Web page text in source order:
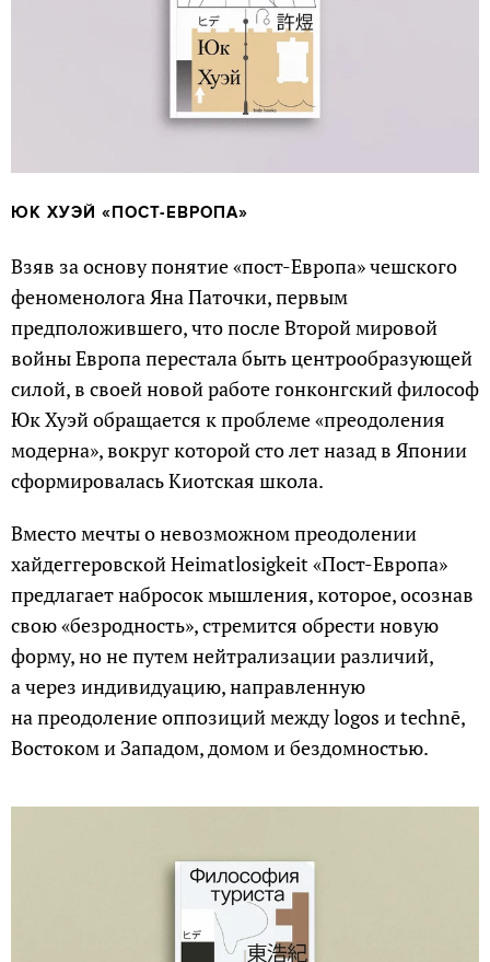
ЮК ХУЭЙ «ПОСТ-ЕВРОПА»
Взяв за основу понятие «пост-Европа» чешского
феноменолога Яна Паточки, первым
предположившего, что после Второй мировой
войны Европа перестала быть центрообразующей
силой, в своей новой работе гонконгский философ
Юк Хуэй обращается к проблеме «преодоления
модерна», вокруг которой сто лет назад в Японии
сформировалась Киотская школа.
Вместо мечты о невозможном преодолении
хайдеггеровской Heimatlosigkeit «Пост-Европа»
предлагает набросок мышления, которое, осознав
свою «безродность», стремится обрести новую
форму, но не путем нейтрализации различий,
а через индивидуацию, направленную
на преодоление оппозиций между logos и technē,
Востоком и Западом, домом и бездомностью.